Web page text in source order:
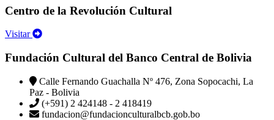
Centro de la Revolución Cultural
Visitar
Fundación Cultural del Banco Central de Bolivia
Calle Fernando Guachalla Nº 476, Zona Sopocachi, La
Paz - Bolivia
(+591) 2 424148 - 2 418419
fundacion@fundacionculturalbcb.gob.bo